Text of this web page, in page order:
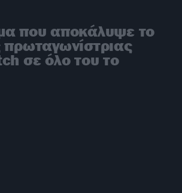
που αποκάλυψε το
πρωταγωνίστριας
σε όλο του το